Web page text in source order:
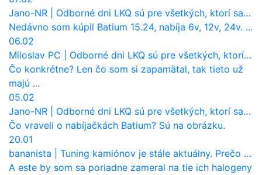
Jano-NR
Odborné dni LKQ sú pre všetkých, ktorí sa chcú dozvedieť niečo viac
Nedávno som kúpil Batium 15.24, nabíja 6v, 12v, 24v. ...
06.02
Miloslav PC
Odborné dni LKQ sú pre všetkých, ktorí sa chcú dozvedieť niečo viac
Čo konkrétne? Len čo som si zapamätal, tak tieto už
majú ...
05.02
Jano-NR
Odborné dni LKQ sú pre všetkých, ktorí sa chcú dozvedieť niečo viac
Čo vraveli o nabíjačkách Batium? Sú na obrázku.
20.01
bananista
Tuning kamiónov je stále aktuálny. Prečo nevyhynul ako pri osobákoch?
A este by som sa poriadne zameral na tie ich halogeny